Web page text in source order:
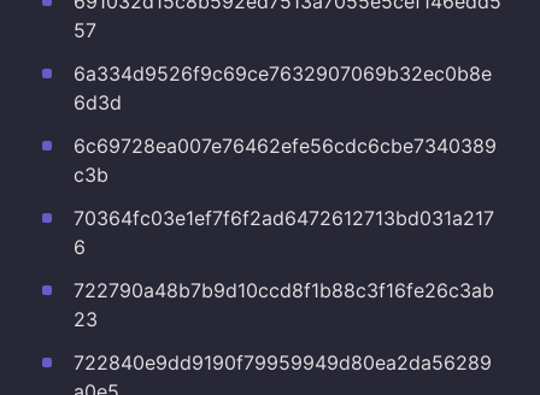
57
6a334d9526f9c69ce7632907069b32ec0b8e
6d3d
6c69728ea007e76462efe56cdc6cbe7340389
c3b
70364fc03e1ef7f6f2ad6472612713bd031a217
6
722790a48b7b9d10ccd8f1b88c3f16fe26c3ab
23
722840e9dd9190f79959949d80ea2da56289